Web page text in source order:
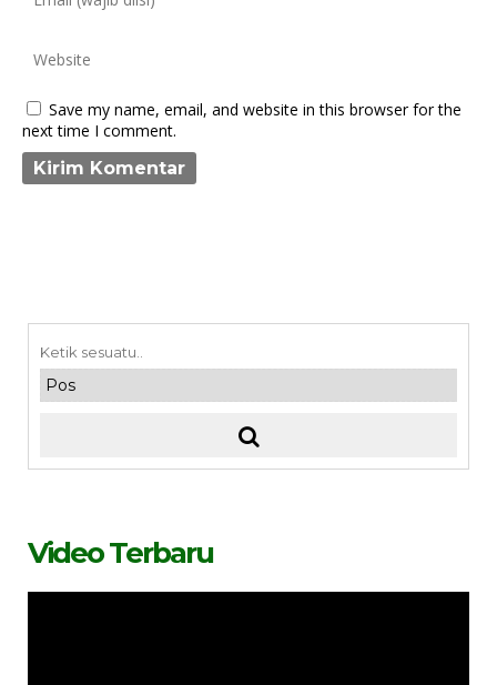
Save my name, email, and website in this browser for the
next time I comment.
Video Terbaru